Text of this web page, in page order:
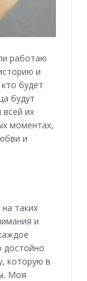
работаю
и
будет
будут
их
моментах,
и
таких
и
достойно
которую в
Моя